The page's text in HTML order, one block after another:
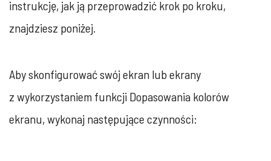
instrukcję, jak ją przeprowadzić krok po kroku,
znajdziesz poniżej.
Aby skonfigurować swój ekran lub ekrany
z wykorzystaniem funkcji Dopasowania kolorów
ekranu, wykonaj następujące czynności: